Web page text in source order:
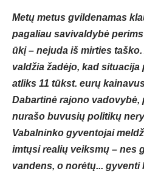
Metų metus gvildenamas
pagaliau savivaldybė
ūkį – nejuda iš mirties
valdžia žadėjo, kad
atliks 11 tūkst. eurų
Dabartinė rajono vadovybė,
nurašo buvusių politikų
Vabalninko gyventojai
imtųsi realių veiksmų – nes
vandens, o norėtų... gyventi